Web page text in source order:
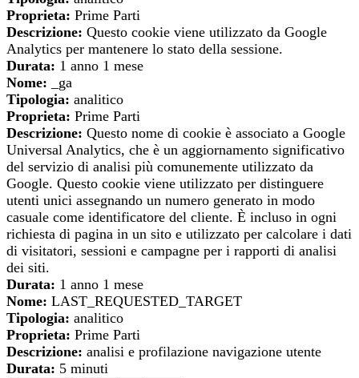
Proprieta: Prime Parti
Descrizione: Questo cookie viene utilizzato da Google
Analytics per mantenere lo stato della sessione.
Durata: 1 anno 1 mese
Nome: _ga
Tipologia: analitico
Proprieta: Prime Parti
Descrizione: Questo nome di cookie è associato a Google
Universal Analytics, che è un aggiornamento significativo
del servizio di analisi più comunemente utilizzato da
Google. Questo cookie viene utilizzato per distinguere
utenti unici assegnando un numero generato in modo
casuale come identificatore del cliente. È incluso in ogni
richiesta di pagina in un sito e utilizzato per calcolare i dati
di visitatori, sessioni e campagne per i rapporti di analisi
dei siti.
Durata: 1 anno 1 mese
Nome: LAST_REQUESTED_TARGET
Tipologia: analitico
Proprieta: Prime Parti
Descrizione: analisi e profilazione navigazione utente
Durata: 5 minuti